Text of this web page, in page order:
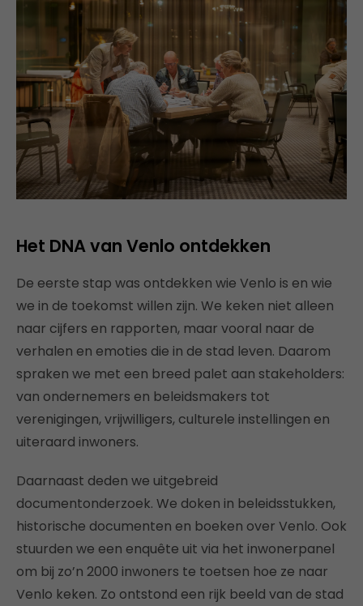
Het DNA van Venlo ontdekken
De eerste stap was ontdekken wie Venlo is en wie
we in de toekomst willen zijn. We keken niet alleen
naar cijfers en rapporten, maar vooral naar de
verhalen en emoties die in de stad leven. Daarom
spraken we met een breed palet aan stakeholders:
van ondernemers en beleidsmakers tot
verenigingen, vrijwilligers, culturele instellingen en
uiteraard inwoners.
Daarnaast deden we uitgebreid
documentonderzoek. We doken in beleidsstukken,
historische documenten en boeken over Venlo. Ook
stuurden we een enquête uit via het inwonerpanel
om bij zo’n 2000 inwoners te toetsen hoe ze naar
Venlo keken. Zo ontstond een rijk beeld van de stad